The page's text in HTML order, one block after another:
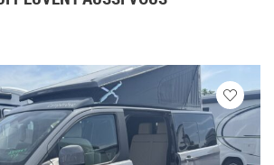
Veuillez
vous